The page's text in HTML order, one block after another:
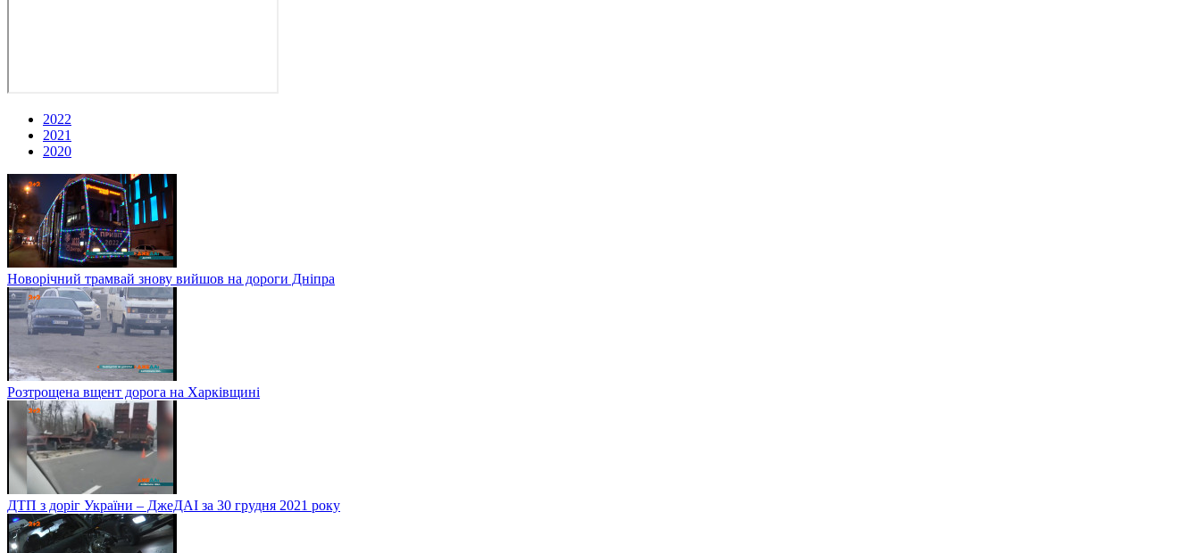
2022
2021
2020
Новорічний трамвай знову вийшов на дороги Дніпра
Розтрощена вщент дорога на Харківщині
ДТП з доріг України – ДжеДАІ за 30 грудня 2021 року